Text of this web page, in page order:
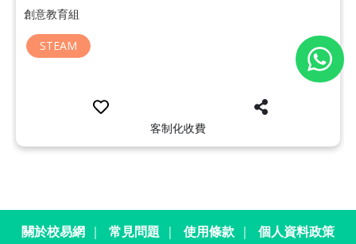
創意教育組
STEAM
客制化收費
關於校易網 ｜ 常見問題 ｜ 使用條款 ｜ 個人資料政策